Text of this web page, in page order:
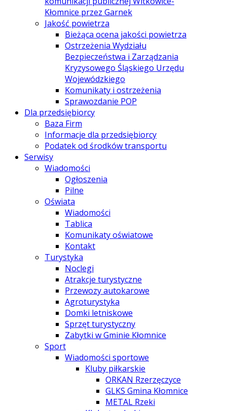
Kłomnice przez Garnek
Jakość powietrza
Bieżąca ocena jakości powietrza
Ostrzeżenia Wydziału
Bezpieczeństwa i Zarządzania
Kryzysowego Śląskiego Urzędu
Wojewódzkiego
Komunikaty i ostrzeżenia
Sprawozdanie POP
Dla przedsiębiorcy
Baza Firm
Informacje dla przedsiębiorcy
Podatek od środków transportu
Serwisy
Wiadomości
Ogłoszenia
Pilne
Oświata
Wiadomości
Tablica
Komunikaty oświatowe
Kontakt
Turystyka
Noclegi
Atrakcje turystyczne
Przewozy autokarowe
Agroturystyka
Domki letniskowe
Sprzęt turystyczny
Zabytki w Gminie Kłomnice
Sport
Wiadomości sportowe
Kluby piłkarskie
ORKAN Rzerzęczyce
GLKS Gmina Kłomnice
METAL Rzeki